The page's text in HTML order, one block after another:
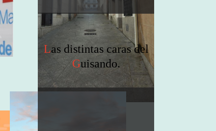
Las distintas caras del
Guisando.